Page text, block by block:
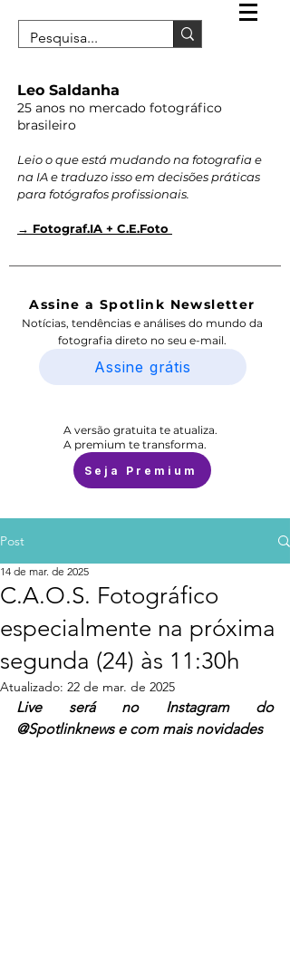
Leo Saldanha
25 anos no mercado fotográfico
brasileiro
Leio o que está mudando na fotografia e
na IA e traduzo isso em decisões práticas
para fotógrafos profissionais.
→ Fotograf.IA + C.E.Foto
Assine a Spotlink Newsletter
Notícias, tendências e análises do mundo da
fotografia direto no seu e-mail.
Assine grátis
A versão gratuita te atualiza.
A premium te transforma.
Seja Premium
Post
C.A.O.S. Fotográfico
especialmente na próxima
segunda (24) às 11:30h
14 de mar. de 2025
Atualizado: 22 de mar. de 2025
Live será no Instagram do
@Spotlinknews e com mais novidades